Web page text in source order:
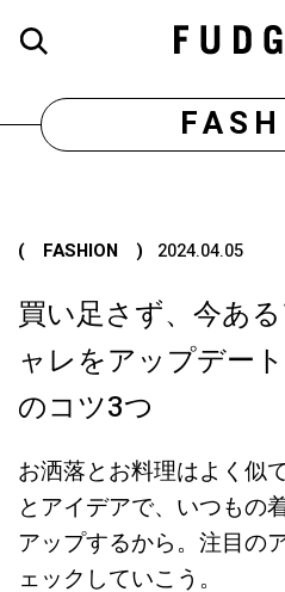
( FASHION ) 2024.04.05
買い足さず、今あ
ャレをアップデー
のコツ3つ
お洒落とお料理はよく似
とアイデアで、いつもの
アップするから。注目の
ェックしていこう。